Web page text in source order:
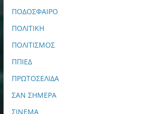
ΠΟΔΟΣΦΑΙΡΟ
ΠΟΛΙΤΙΚΗ
ΠΟΛΙΤΙΣΜΟΣ
ΠΠΙΕΔ
ΠΡΩΤΟΣΕΛΙΔΑ
ΣΑΝ ΣΗΜΕΡΑ
ΣΙΝΕΜΑ